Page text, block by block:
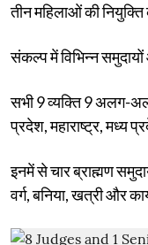
तीन महिलाओं की
संकल्प में विभिन्न
सभी 9 व्यक्ति 9 अलग-
प्रदेश, महाराष्ट्र, मध्य
इनमें से चार ब्राह्मण
वर्ग, बनिया, खत्री और